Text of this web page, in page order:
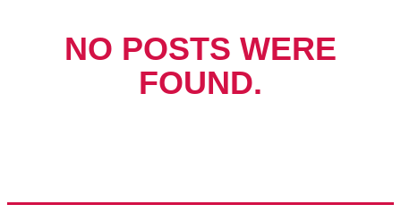
NO POSTS WERE
FOUND.